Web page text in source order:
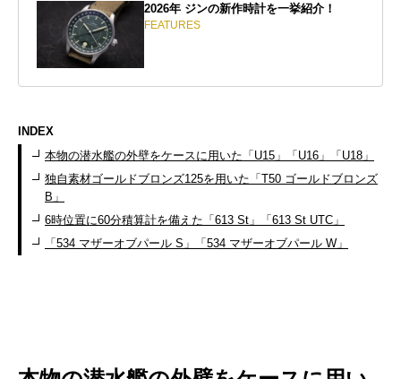
2026年 ジンの新作時計を一挙紹介！
FEATURES
INDEX
本物の潜水艦の外壁をケースに用いた「U15」「U16」「U18」
独自素材ゴールドブロンズ125を用いた「T50 ゴールドブロンズ
B」
6時位置に60分積算計を備えた「613 St」「613 St UTC」
「534 マザーオブパール S」「534 マザーオブパール W」